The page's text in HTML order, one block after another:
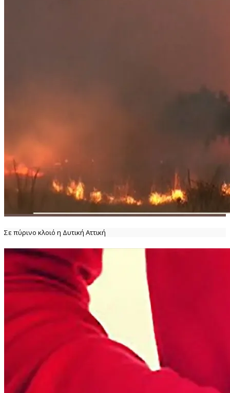
Σε πύρινο κλοιό η Δυτική Αττική